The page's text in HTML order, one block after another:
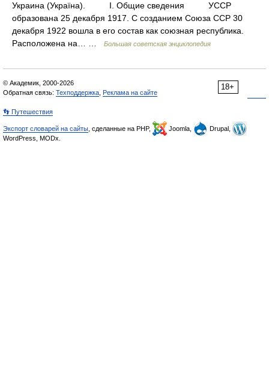
Украина (Украïна). I. Общие сведения УССР
образована 25 декабря 1917. С созданием Союза ССР 30
декабря 1922 вошла в его состав как союзная республика.
Расположена на… …
Большая советская энциклопедия
18+
© Академик, 2000-2026
Обратная связь: Техподдержка Реклама на сайте
👣 Путешествия
Экспорт словарей на сайты , сделанные на PHP, Joomla,
Drupal,
WordPress, MODx.